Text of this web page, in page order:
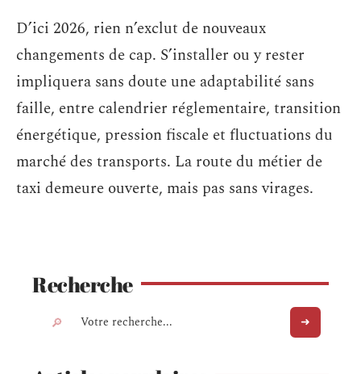
D’ici 2026, rien n’exclut de nouveaux
changements de cap. S’installer ou y rester
impliquera sans doute une adaptabilité sans
faille, entre calendrier réglementaire, transition
énergétique, pression fiscale et fluctuations du
marché des transports. La route du métier de
taxi demeure ouverte, mais pas sans virages.
Recherche